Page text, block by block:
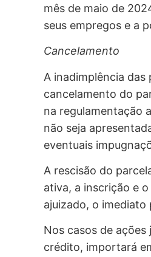
mês de maio de
seus empregos e a
Cancelamento
A inadimplência
cancelamento do
na regulamentação
não seja
eventuais
A rescisão do
ativa, a inscrição e
ajuizado, o imediato
Nos casos de
crédito, importará